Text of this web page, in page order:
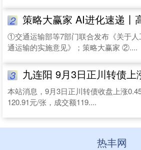
2 策略大赢家 AI进化速递丨高通提出
①交通运输部等7部门联合发布《关于人
通运输的实施意见》；策略大赢家 ②....
3 九连阳 9月3日正川转债上涨0.45%
本站消息，9月3日正川转债收盘上涨
120.91元/张，成交额119....
热丰网